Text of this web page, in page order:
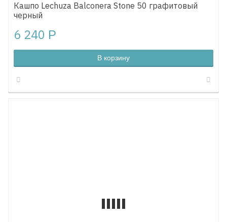
Кашпо Lechuza Balconera Stone 50 графитовый
черный
6 240 Р
В корзину